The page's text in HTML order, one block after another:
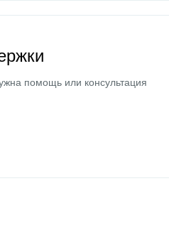
помощь или консультация